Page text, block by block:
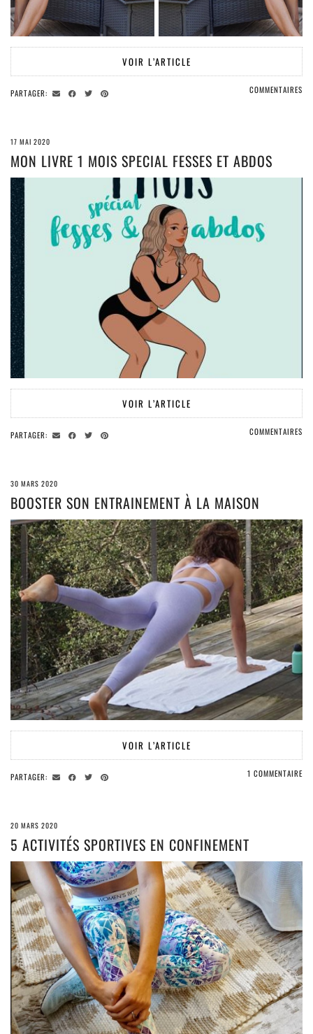
VOIR L’ARTICLE
PARTAGER: COMMENTAIRES
17 MAI 2020
MON LIVRE 1 MOIS SPECIAL FESSES ET ABDOS
VOIR L’ARTICLE
PARTAGER: COMMENTAIRES
30 MARS 2020
BOOSTER SON ENTRAINEMENT À LA MAISON
VOIR L’ARTICLE
PARTAGER: 1 COMMENTAIRE
20 MARS 2020
5 ACTIVITÉS SPORTIVES EN CONFINEMENT